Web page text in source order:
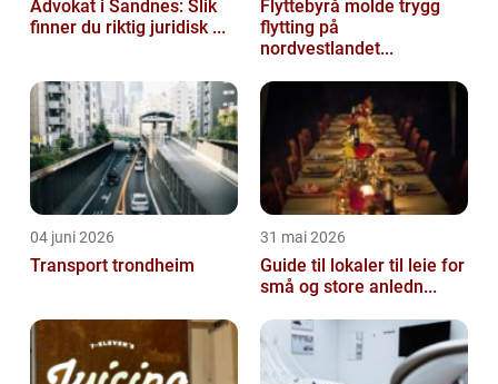
Advokat i Sandnes: Slik
finner du riktig juridisk ...
Flyttebyrå molde trygg
flytting på
nordvestlandet...
04 juni 2026
Transport trondheim
31 mai 2026
Guide til lokaler til leie for
små og store anledn...